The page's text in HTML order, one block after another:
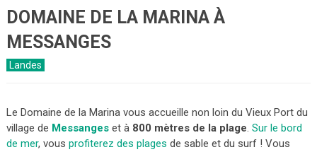
DOMAINE DE LA MARINA À
MESSANGES
Landes
Le Domaine de la Marina vous accueille non loin du Vieux Port du
village de Messangeset à 800 mètres de la plage. Sur le bord
de mer, vous profiterez des plages de sable et du surf ! Vous